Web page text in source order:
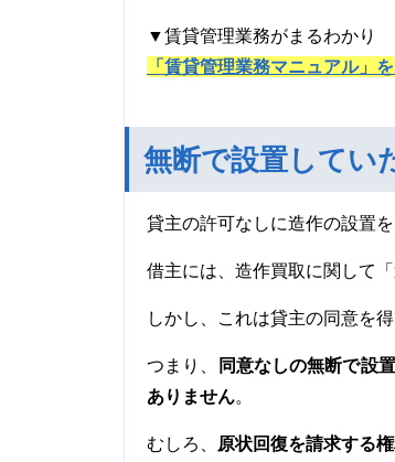
▼賃貸管理業務がまるわかり
「賃貸管理業務マニュアル」
無断で設置してい
貸主の許可なしに造作の設置
借主には、造作買取に関して
しかし、これは貸主の同意を
つまり、
同意なしの無断で設
ありません。
むしろ、 原状回復を請求する